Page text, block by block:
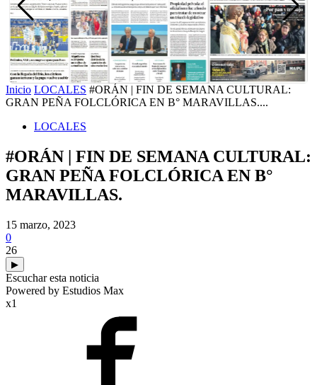
Inicio LOCALES #ORÁN | FIN DE SEMANA CULTURAL:
GRAN PEÑA FOLCLÓRICA EN B° MARAVILLAS....
LOCALES
#ORÁN | FIN DE SEMANA CULTURAL:
GRAN PEÑA FOLCLÓRICA EN B°
MARAVILLAS.
15 marzo, 2023
0
26
▶
Escuchar esta noticia
Powered by Estudios Max
x1